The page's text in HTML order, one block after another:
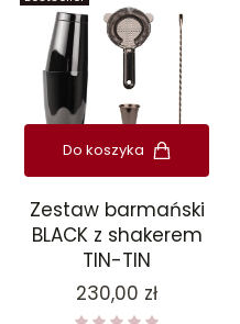
Do koszyka
Zestaw barmański
BLACK z shakerem
TIN-TIN
Cena
230,00 zł